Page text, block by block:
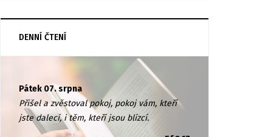
DENNÍ ČTENÍ
Pátek 07. srpna
Přišel a zvěstoval pokoj, pokoj vám, kteří
jste dalecí, i těm, kteří jsou blízcí.